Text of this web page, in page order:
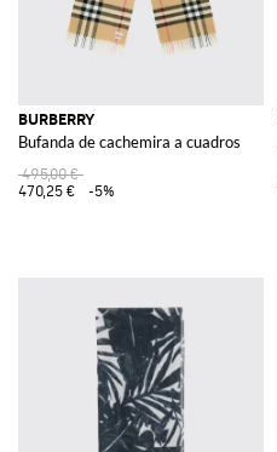
BURBERRY
Bufanda de cachemira a cuadros
495,00 €
470,25 €
-5%